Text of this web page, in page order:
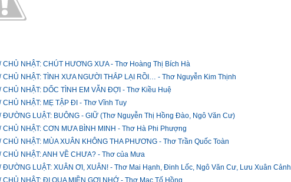
CHỦ NHẬT: CHÚT HƯƠNG XƯA - Thơ Hoàng Thị Bích Hà
CHỦ NHẬT: TÌNH XƯA NGƯỜI THẮP LẠI RỒI… - Thơ Nguyễn Kim Thịnh
CHỦ NHẬT: DỐC TÌNH EM VẪN ĐỢI - Thơ Kiều Huệ
CHỦ NHẬT: MẸ TẬP ĐI - Thơ Vĩnh Tuy
ĐƯỜNG LUẬT: BUÔNG - GIỮ (Thơ Nguyễn Thị Hồng Đào, Ngô Văn Cư)
CHỦ NHẬT: CƠN MƯA BÌNH MINH - Thơ Hà Phi Phượng
CHỦ NHẬT: MÙA XUÂN KHÔNG THA PHƯƠNG - Thơ Trần Quốc Toàn
CHỦ NHẬT: ANH VỀ CHƯA? - Thơ của Mưa
ĐƯỜNG LUẬT: XUÂN ƠI, XUÂN! - Thơ Mai Hạnh, Đinh Lốc, Ngô Văn Cư, Lưu Xuân Cảnh